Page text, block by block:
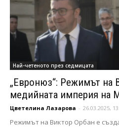
Най-четеното през седмицата
„Евронюз“: Режимът на
медийната империя на
Цветелина Лазарова - 26.03.2025,
Режимът на Виктор Орбан е